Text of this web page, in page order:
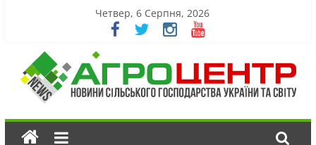
Четвер, 6 Серпня, 2026